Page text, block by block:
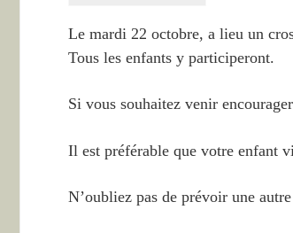
Le mardi 22 octobre, a lieu un
Tous les enfants y participeront.
Si vous souhaitez venir
Il est préférable que votre enfant
N’oubliez pas de prévoir une